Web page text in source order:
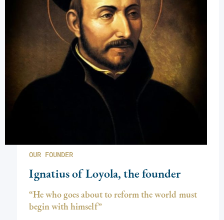
OUR FOUNDER
Ignatius of Loyola, the founder
“He who goes about to reform the world must
begin with himself”